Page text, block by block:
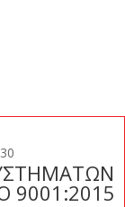
9001:2015